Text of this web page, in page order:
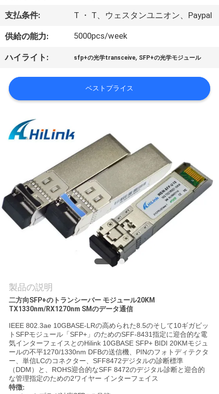
て
工
場
ツ
ア
管
理
く
だ
さ
い
ニ
支払条件: T ・ T、ウェスタンユニオン、Paypal
供給の能力: 5000pcs/week
ハイライト: sfp+の光学transceive, SFP+の光学モジュール
ベストプライス
製品の説明
二方向SFP+のトランシーバー モジュール20KM
TX1330nm/RX1270nm SMのデータ通信
IEEE 802.3ae 10GBASE-LRの高められた8.5のそして10ギガビッ
トSFPモジュール「SFP+」のためのSFF-8431指定に迎合的な電
気インターフェイスとのHilink 10GBASE SFP+ BIDI 20KMモジュ
ールの不平1270/1330nm DFBの送信機、PINのフォトディテクタ
ー、単信LCのコネクター、SFF8472デジタルの診断標準
（DDM）と、ROHS迎合的なSFF 8472のデジタル診断と迎合的
な管理指定のための2ワイヤー インターフェイス
特徴: